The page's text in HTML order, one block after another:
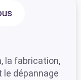
la fabrication,
dépannage